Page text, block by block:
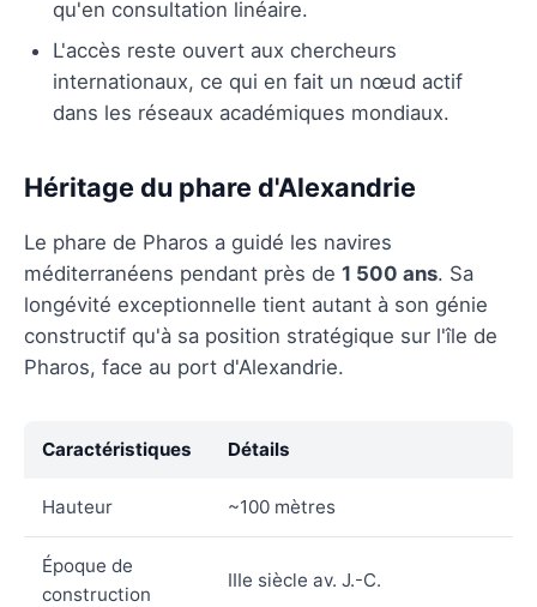
qu'en consultation linéaire.
L'accès reste ouvert aux chercheurs
internationaux, ce qui en fait un nœud actif
dans les réseaux académiques mondiaux.
Héritage du phare d'Alexandrie
Le phare de Pharos a guidé les navires
méditerranéens pendant près de 1 500 ans. Sa
longévité exceptionnelle tient autant à son génie
constructif qu'à sa position stratégique sur l'île de
Pharos, face au port d'Alexandrie.
Caractéristiques Détails
Hauteur ~100 mètres
Époque de
construction
IIIe siècle av. J.-C.